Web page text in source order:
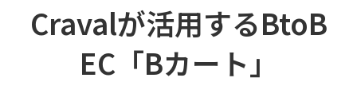
Cravalが活用するBtoB
EC「Bカート」